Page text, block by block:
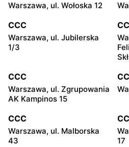
Warszawa, ul. Wołoska 12
CCC
Warszawa, ul. Jubilerska
1/3
CCC
Warszawa, ul. Zgrupowania
AK Kampinos 15
CCC
Warszawa, ul. Malborska
43
17